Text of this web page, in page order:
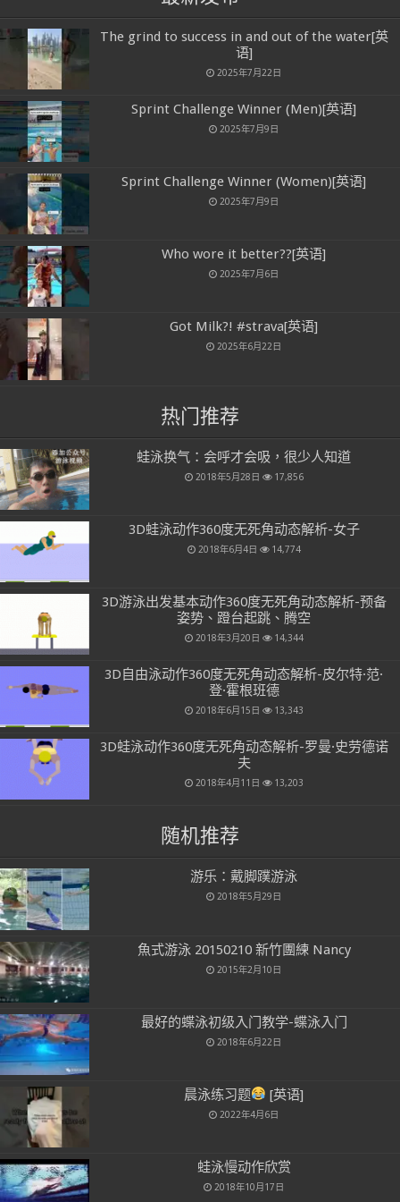
The grind to success in and out of the water[英
语]
2025年7月22日
Sprint Challenge Winner (Men)[英语]
2025年7月9日
Sprint Challenge Winner (Women)[英语]
2025年7月9日
Who wore it better??[英语]
2025年7月6日
Got Milk?! #strava[英语]
2025年6月22日
热门推荐
蛙泳换气：会呼才会吸，很少人知道
2018年5月28日 17,856
3D蛙泳动作360度无死角动态解析-女子
2018年6月4日 14,774
3D游泳出发基本动作360度无死角动态解析-预备
姿势、蹬台起跳、腾空
2018年3月20日 14,344
3D自由泳动作360度无死角动态解析-皮尔特·范·
登·霍根班德
2018年6月15日 13,343
3D蛙泳动作360度无死角动态解析-罗曼·史劳德诺
夫
2018年4月11日 13,203
随机推荐
游乐：戴脚蹼游泳
2018年5月29日
魚式游泳 20150210 新竹團練 Nancy
2015年2月10日
最好的蝶泳初级入门教学-蝶泳入门
2018年6月22日
晨泳练习题 [英语]
2022年4月6日
蛙泳慢动作欣赏
2018年10月17日